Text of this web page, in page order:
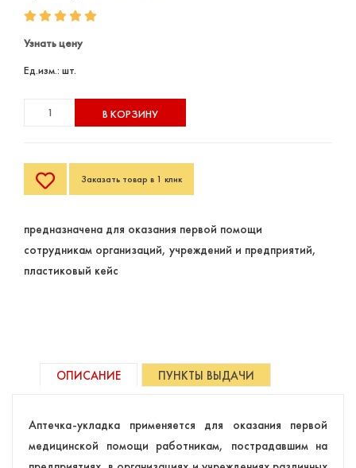
Узнать цену
Ед.изм.: шт.
В КОРЗИНУ
Заказать товар в 1 клик
предназначена для оказания первой помощи
сотрудникам организаций, учреждений и предприятий,
пластиковый кейс
ОПИСАНИЕ ПУНКТЫ ВЫДАЧИ
Аптечка-укладка применяется для оказания первой
медицинской помощи работникам, пострадавшим на